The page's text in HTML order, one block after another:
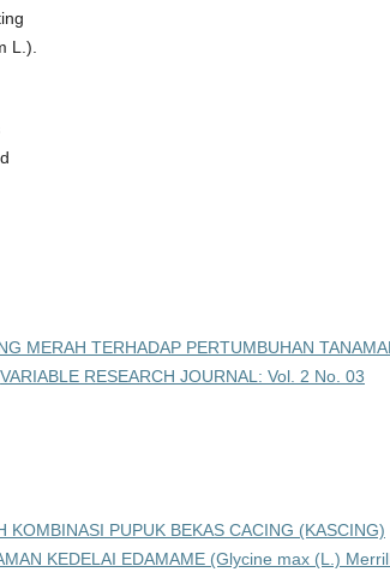
L.).
MERAH TERHADAP PERTUMBUHAN
VARIABLE RESEARCH JOURNAL: Vol. 2 No. 03
KOMBINASI PUPUK BEKAS CACING (KASCING)
KEDELAI EDAMAME (Glycine max (L.)